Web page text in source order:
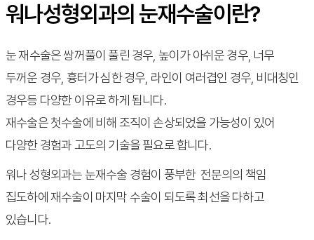
워나성형외과의 눈재수술이란?
눈 재수술은 쌍꺼풀이 풀린 경우, 높이가 아쉬운 경우, 너무
두꺼운 경우, 흉터가 심한 경우, 라인이 여러겹인 경우, 비대칭인
경우등 다양한 이유로 하게 됩니다.
재수술은 첫수술에 비해 조직이 손상되었을 가능성이 있어
다양한 경험과 고도의 기술을 필요로 합니다.
워나 성형외과는 눈재수술 경험이 풍부한 전문의의 책임
집도하에 재수술이 마지막 수술이 되도록 최선을 다하고
있습니다.